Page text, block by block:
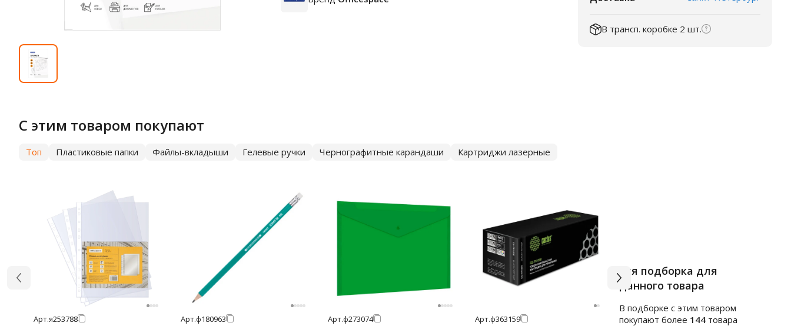
В трансп. коробке 2 шт.
С этим товаром покупают
Топ Пластиковые папки Файлы-вкладыши Гелевые ручки Чернографитные карандаши Картриджи лазерные
Арт.я253788 Арт.ф180963 Арт.ф273074 Арт.ф363159 Арт.ф141235
Вся подборка для
данного товара
В подборке c этим товаром
покупают более 144 товара